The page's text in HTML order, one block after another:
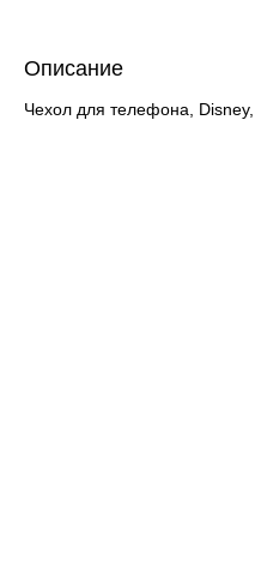
Описание
Чехол для телефона,